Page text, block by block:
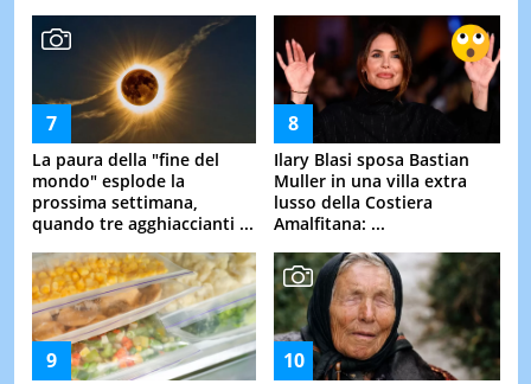
La paura della "fine del
mondo" esplode la
prossima settimana,
quando tre agghiaccianti ...
Ilary Blasi sposa Bastian
Muller in una villa extra
lusso della Costiera
Amalfitana: ...